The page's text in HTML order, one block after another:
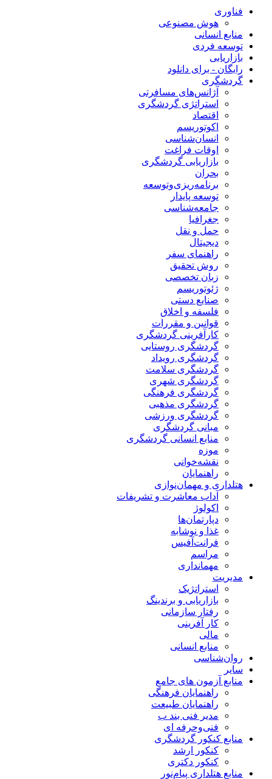
فناوری
هوش مصنوعی
منابع انسانی
توسعه فردی
بازاریابی
رایگان - برای دانلود
گردشگری
آژانس‌های مسافرتی
استراتژی گردشگری
اقتصاد
اکوتوریسم
انسان‌شناسی
اوقات فراغت
بازاریابی گردشگری
بحران
برنامه‌ریزی‌وتوسعه
توسعه پایدار
جامعه‌شناسی
جغرافیا
حمل و نقل
دیجیتال
راهنمای سفر
روش تحقیق
زبان تخصصی
ژئوتوریسم
صنایع دستی
فلسفه و اخلاق
قوانین و مقررات
کارآفرینی گردشگری
گردشگری روستایی
گردشگری رویداد
گردشگری سلامت
گردشگری شهری
گردشگری فرهنگی
گردشگری مذهبی
گردشگری ورزشی
مبانی گردشگری
منابع انسانی گردشگری
موزه
نقشه‌خوانی
راهنمایان
هتلداری و مهمان‌نوازی
آداب معاشرت و تشریفات
اکولوژ
دپارتمان‌ها
غذا و نوشابه
فرانت‌آفیس
مراسم
مهمانداری
مدیریت
استراتژیک
بازاریابی و برندینگ
رفتار سازمانی
کار آفرینی
مالی
منابع انسانی
روان‌شناسی
سایر
منابع آزمون های جامع
راهنمایان فرهنگی
راهنمایان طبیعت
مدیر فنی بند ب
فنی‌وحرفه‌ ای
منابع کنکور گردشگری
کنکور ارشد
کنکور دکتری
منابع هتلداری پیام‌نور